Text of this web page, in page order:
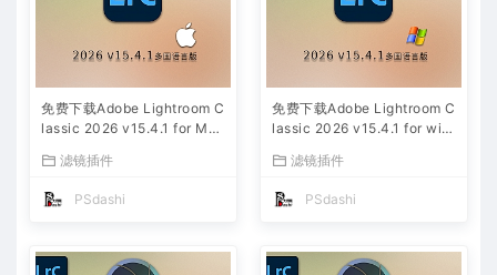
免费下载Adobe Lightroom C
lassic 2026 v15.4.1 for Mac
安装包摄影后期照片图片编辑
工具
滤镜插件
PSdashi
免费下载Adobe Lightroom C
lassic 2026 v15.4.1 for win
安装包摄影后期照片图片编辑
工具
滤镜插件
PSdashi